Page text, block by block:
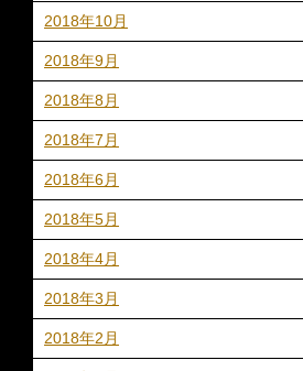
2018年10月
2018年9月
2018年8月
2018年7月
2018年6月
2018年5月
2018年4月
2018年3月
2018年2月